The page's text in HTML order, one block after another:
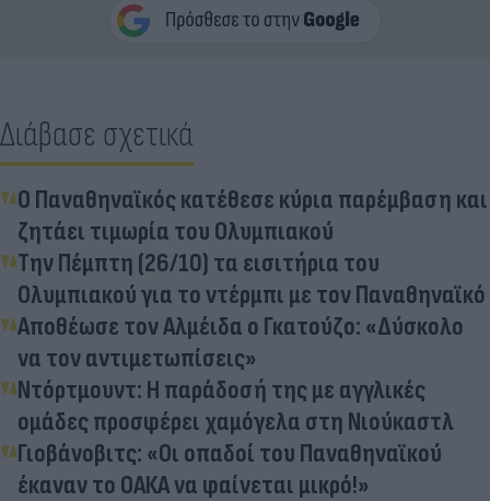
Διάβασε σχετικά
Ο Παναθηναϊκός κατέθεσε κύρια παρέμβαση και
ζητάει τιμωρία του Ολυμπιακού
Την Πέμπτη (26/10) τα εισιτήρια του
Ολυμπιακού για το ντέρμπι με τον Παναθηναϊκό
Αποθέωσε τον Αλμέιδα ο Γκατούζο: «Δύσκολο
να τον αντιμετωπίσεις»
Ντόρτμουντ: Η παράδοσή της με αγγλικές
ομάδες προσφέρει χαμόγελα στη Νιούκαστλ
Γιοβάνοβιτς: «Οι οπαδοί του Παναθηναϊκού
έκαναν το ΟΑΚΑ να φαίνεται μικρό!»